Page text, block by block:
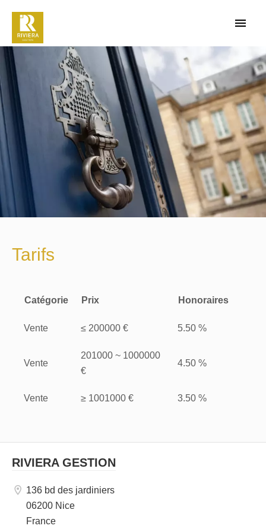
Tarifs
Catégorie Prix Honoraires
Vente ≤ 200000 € 5.50 %
Vente
201000 ~ 1000000
€
4.50 %
Vente ≥ 1001000 € 3.50 %
RIVIERA GESTION
136 bd des jardiniers
06200 Nice
France